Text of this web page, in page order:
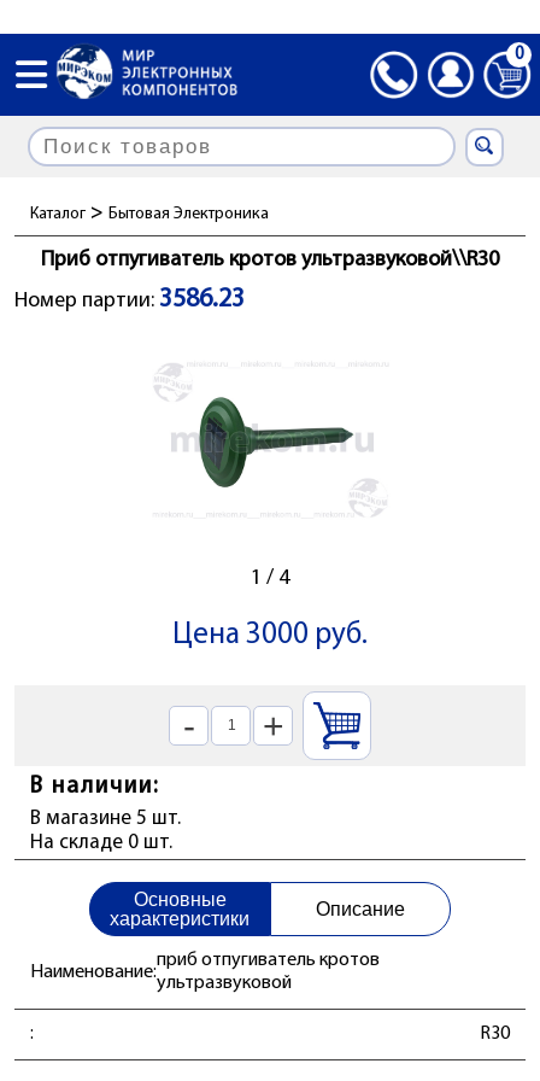
0
Каталог > Бытовая Электроника
Приб отпугиватель кротов ультразвуковой\\R30
Номер партии: 3586.23
1 / 4
Цена 3000 руб.
- +
В наличии:
В магазине 5 шт.
На складе 0 шт.
Основные
характеристики
Описание
Наименование:
приб отпугиватель кротов
ультразвуковой
: R30